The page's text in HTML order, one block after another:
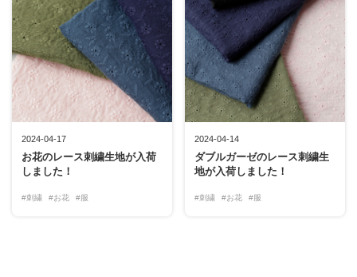
2024-04-17
お花のレース刺繍生地が入荷
しました！
#刺繍 #お花 #服
2024-04-14
ダブルガーゼのレース刺繍生
地が入荷しました！
#刺繍 #お花 #服